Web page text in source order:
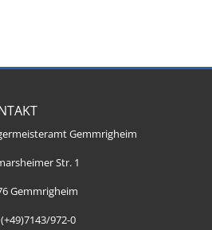
Gemmrigheim
Str. 1
Gemmrigheim
972-0